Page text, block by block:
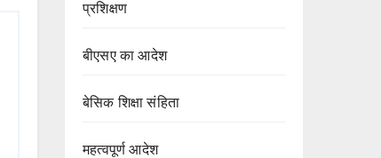
प्रशिक्षण
बीएसए का आदेश
बेसिक शिक्षा संहिता
महत्वपूर्ण आदेश